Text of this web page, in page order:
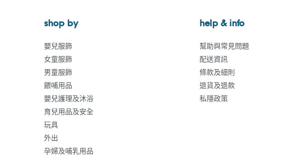
shop by
嬰兒服飾
女童服飾
男童服飾
餵哺用品
嬰兒護理及沐浴
育兒用品及安全
玩具
外出
孕婦及哺乳用品
help & info
幫助與常見問題
配送資訊
條款及細則
退貨及退款
私隱政策